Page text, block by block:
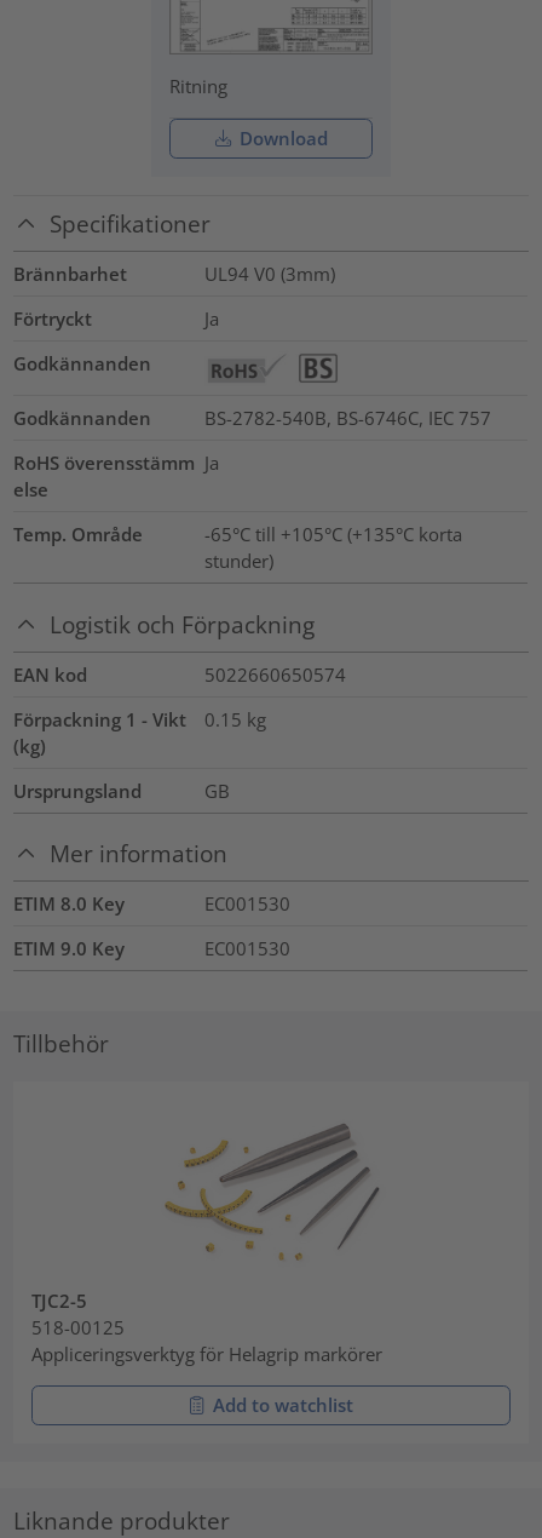
Ritning
Download
Specifikationer
Brännbarhet
UL94 V0 (3mm)
Förtryckt
Ja
Godkännanden
Godkännanden
BS-2782-540B, BS-6746C, IEC 757
RoHS överensstämm
else
Ja
Temp. Område
-65°C till +105°C (+135°C korta
stunder)
Logistik och Förpackning
EAN kod
5022660650574
Förpackning 1 - Vikt
(kg)
0.15 kg
Ursprungsland GB
Mer information
ETIM 8.0 Key
EC001530
ETIM 9.0 Key
EC001530
Tillbehör
TJC2-5
518-00125
Appliceringsverktyg för Helagrip markörer
Add to watchlist
Liknande produkter